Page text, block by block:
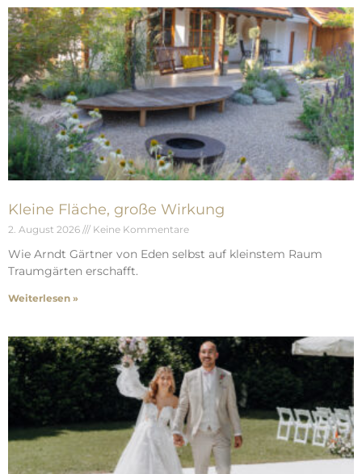
Kleine Fläche, große Wirkung
2. August 2026 Keine Kommentare
Wie Arndt Gärtner von Eden selbst auf kleinstem Raum
Traumgärten erschafft.
Weiterlesen »